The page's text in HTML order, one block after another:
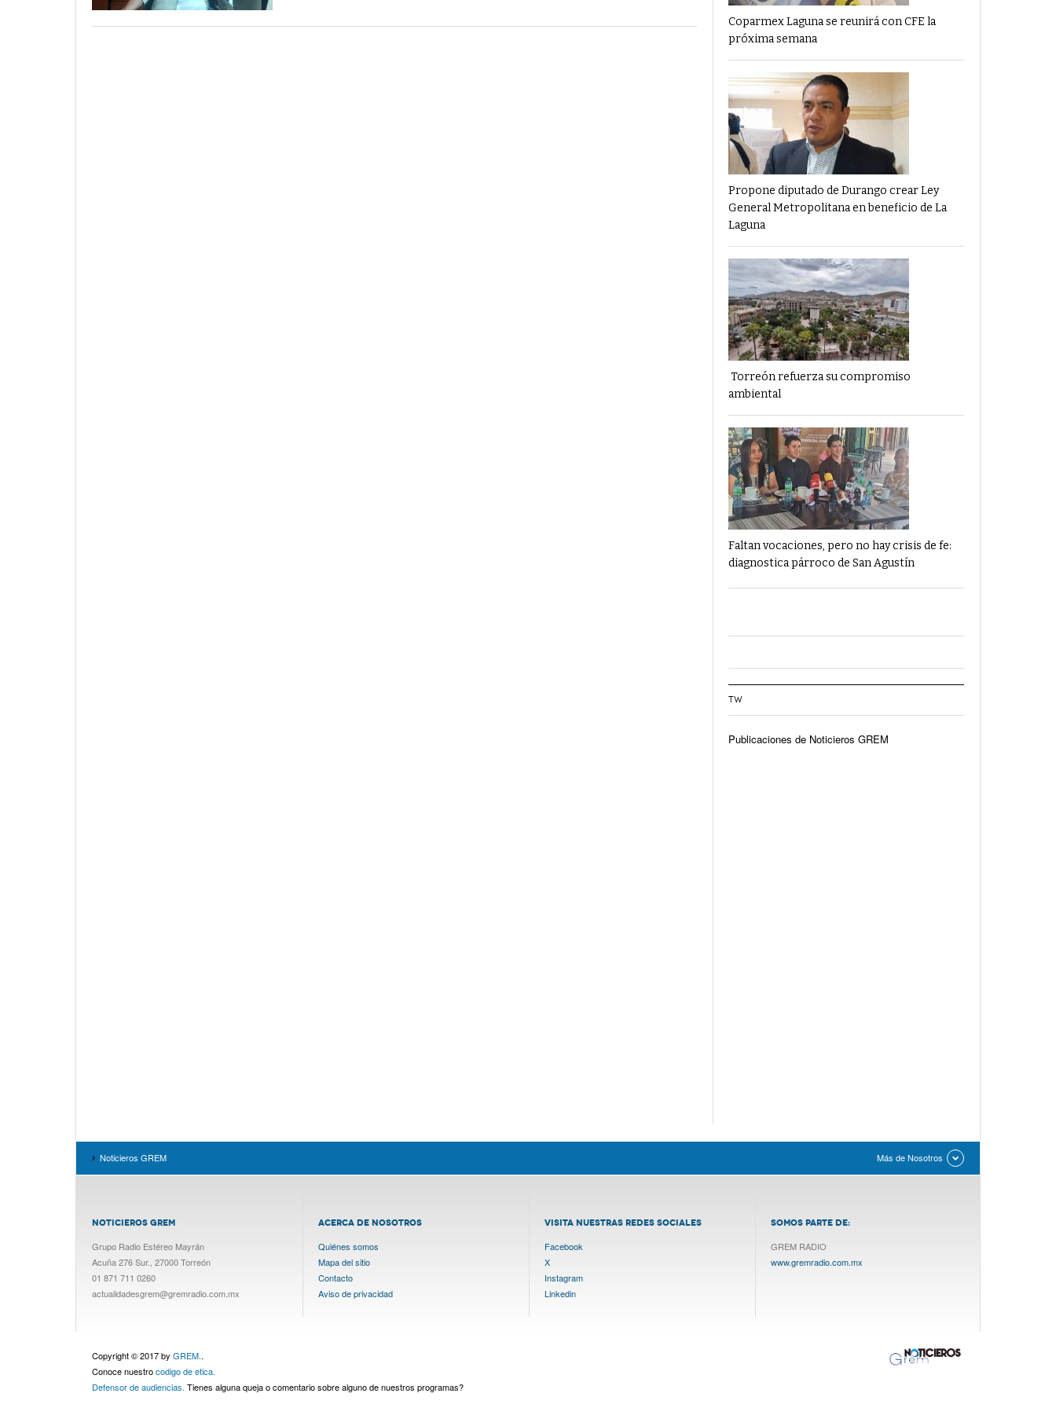
Coparmex Laguna se reunirá con CFE la
próxima semana
Propone diputado de Durango crear Ley
General Metropolitana en beneficio de La
Laguna
Torreón refuerza su compromiso
ambiental
Faltan vocaciones, pero no hay crisis de fe:
diagnostica párroco de San Agustín
TW
Publicaciones de Noticieros GREM
Noticieros GREM Más de Nosotros
NOTICIEROS GREM
Grupo Radio Estéreo Mayrán
Acuña 276 Sur., 27000 Torreón
01 871 711 0260
actualidadesgrem@gremradio.com.mx
ACERCA DE NOSOTROS
Quiénes somos
Mapa del sitio
Contacto
Aviso de privacidad
VISITA NUESTRAS REDES SOCIALES
Facebook
X
Instagram
Linkedin
SOMOS PARTE DE:
GREM RADIO
www.gremradio.com.mx
Copyright © 2017 by GREM..
Conoce nuestrocodigo de etica.
Defensor de audiencias. Tienes alguna queja o comentario sobre alguno de nuestros programas?